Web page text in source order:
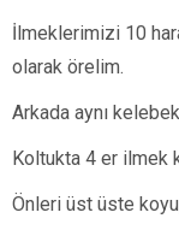
İlmeklerimizi 10
olarak örelim.
Arkada aynı
Koltukta 4 er ilmek
Önleri üst üste